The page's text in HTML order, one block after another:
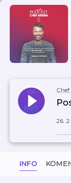
26.
INFO